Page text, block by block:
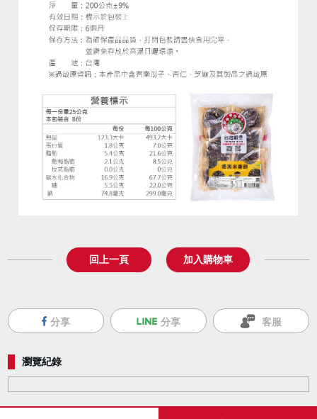
回上一頁
分享 分享 客服
瀏覽紀錄